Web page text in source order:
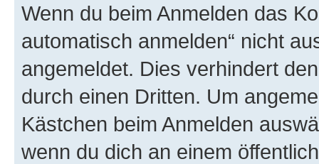
Wenn du beim Anmelden das
automatisch anmelden“ nicht
angemeldet. Dies verhindert
durch einen Dritten. Um
Kästchen beim Anmelden
wenn du dich an einem